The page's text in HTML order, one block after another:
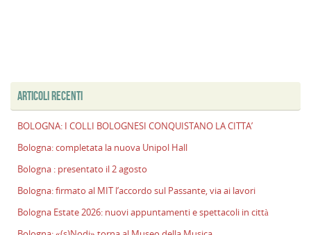
ARTICOLI RECENTI
BOLOGNA: I COLLI BOLOGNESI CONQUISTANO LA CITTA’
Bologna: completata la nuova Unipol Hall
Bologna : presentato il 2 agosto
Bologna: firmato al MIT l’accordo sul Passante, via ai lavori
Bologna Estate 2026: nuovi appuntamenti e spettacoli in città